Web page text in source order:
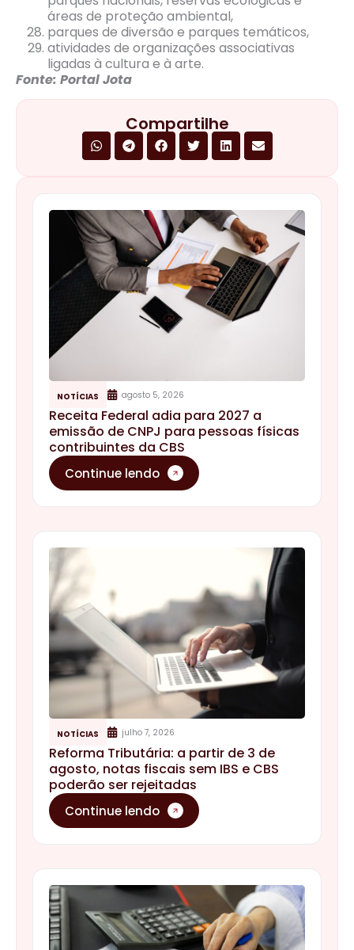
NOTÍCIAS agosto 5, 2026
Receita Federal adia para 2027 a
emissão de CNPJ para pessoas físicas
contribuintes da CBS
Continue lendo
NOTÍCIAS julho 7, 2026
Reforma Tributária: a partir de 3 de
agosto, notas fiscais sem IBS e CBS
poderão ser rejeitadas
Continue lendo
áreas de proteção ambiental,
parques de diversão e parques temáticos,
atividades de organizações associativas
ligadas à cultura e à arte.
Fonte: Portal Jota
Compartilhe